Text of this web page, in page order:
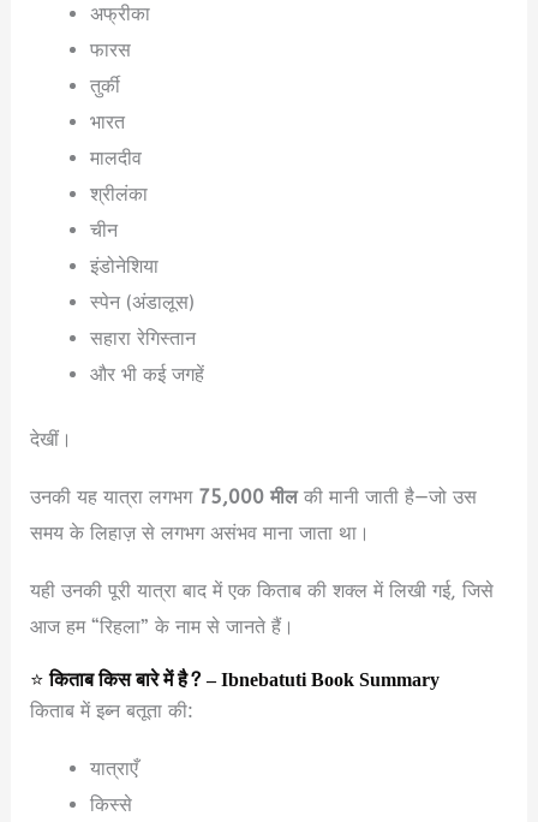
अफ्रीका
फारस
तुर्की
भारत
मालदीव
श्रीलंका
चीन
इंडोनेशिया
स्पेन (अंडालूस)
सहारा रेगिस्तान
और भी कई जगहें
देखीं।
उनकी यह यात्रा लगभग 75,000 मीलकी मानी जाती है—जो उस
समय के लिहाज़ से लगभग असंभव माना जाता था।
यही उनकी पूरी यात्रा बाद में एक किताब की शक्ल में लिखी गई, जिसे
आज हम “रिहला” के नाम से जानते हैं।
⭐किताब किस बारे में है? – Ibnebatuti Book Summary
किताब में इब्न बतूता की:
यात्राएँ
किस्से